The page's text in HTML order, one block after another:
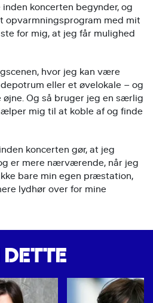
koncerten begynder, og
opvarmningsprogram med mit
for mig, at jeg får mulighed
hvor jeg kan være
eller et øvelokale – og
Og så bruger jeg en særlig
mig til at koble af og finde
koncerten gør, at jeg
er mere nærværende, når jeg
bare min egen præstation,
lydhør over for mine